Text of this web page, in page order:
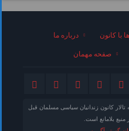
با کانون درباره ما
صفحه مهمان
کانون زندانیان سیاسی مسلمان قبل
بلامانع است.